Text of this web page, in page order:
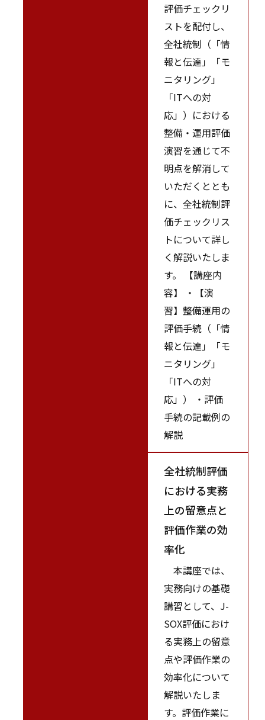
評価チェックリ
ストを配付し、
全社統制（「情
報と伝達」「モ
ニタリング」
「ITへの対
応」）における
整備・運用評価
演習を通じて不
明点を解消して
いただくととも
に、全社統制評
価チェックリス
トについて詳し
く解説いたしま
す。 【講座内
容】 ・【演
習】整備運用の
評価手続（「情
報と伝達」「モ
ニタリング」
「ITへの対
応」） ・評価
手続の記載例の
解説
全社統制評価
における実務
上の留意点と
評価作業の効
率化
本講座では、
実務向けの基礎
講習として、J-
SOX評価におけ
る実務上の留意
点や評価作業の
効率化について
解説いたしま
す。評価作業に